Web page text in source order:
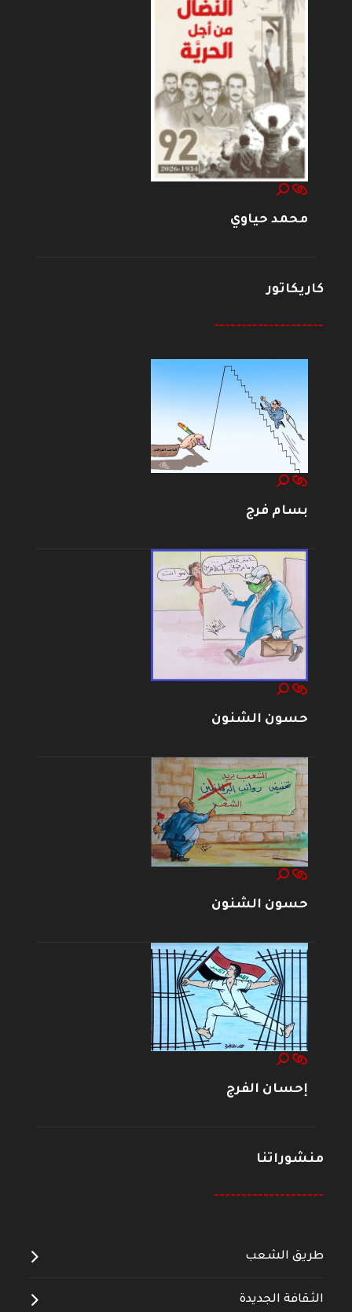
محمد حياوي
كاريكاتور
--------------------
بسام فرج
حسون الشنون
حسون الشنون
إحسان الفرج
منشوراتنا
--------------------
طريق الشعب
الثقافة الجديدة